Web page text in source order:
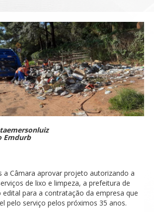
Emdurb
a Câmara aprovar projeto autorizando a
de lixo e limpeza, a prefeitura de
edital para a contratação da empresa que
pelo serviço pelos próximos 35 anos.